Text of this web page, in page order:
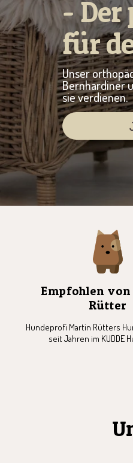
- Der
für
Unser
Bernhardiner
sie verdienen.
Empfohlen
Rütter
Hundeprofi Martin Rütters
seit Jahren im KUDDE